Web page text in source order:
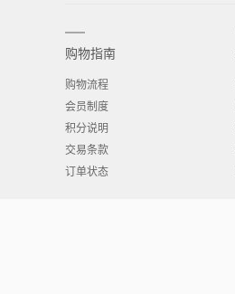
购物指南
购物流程
会员制度
积分说明
交易条款
订单状态